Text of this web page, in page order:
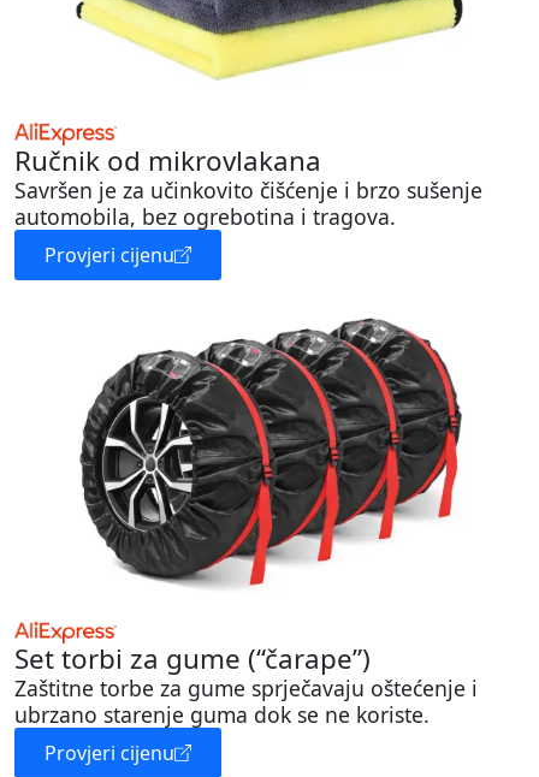
Ručnik od mikrovlakana
Savršen je za učinkovito čišćenje i brzo sušenje
automobila, bez ogrebotina i tragova.
Provjeri cijenu
Set torbi za gume (“čarape”)
Zaštitne torbe za gume sprječavaju oštećenje i
ubrzano starenje guma dok se ne koriste.
Provjeri cijenu